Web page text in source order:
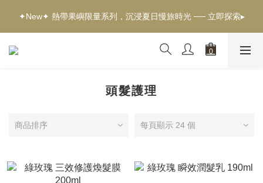
✦新客獨享✦ 首購輸入【welcome】滿$500現折$100 ── 立即選
購▸
✦New✦ 熱帶果嶼限量系列，沉浸夏日慢旅時光 ── 立即探索▸
✦新客獨享✦ 首購輸入【welcome】滿$500現折$100 ── 立即選
頭髮護理
商品排序 每頁顯示 24 個